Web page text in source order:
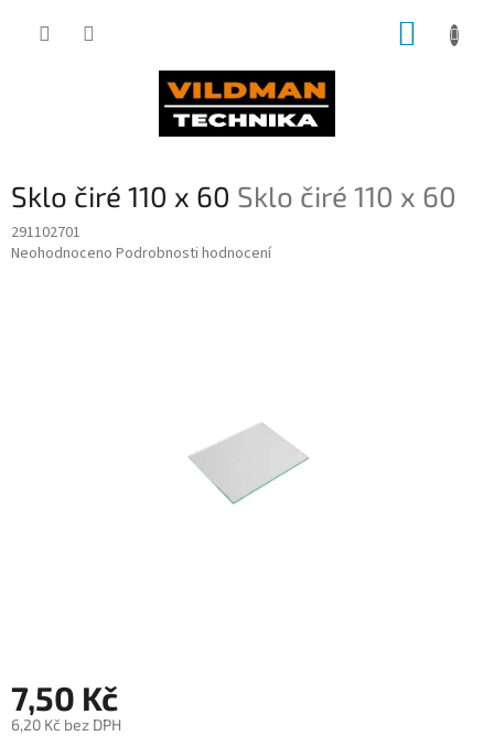
Sklo čiré 110 x 60 Sklo čiré 110 x 60
291102701
Průměrné
Neohodnoceno Podrobnosti hodnocení
7,50 Kč
6,20 Kč bez DPH